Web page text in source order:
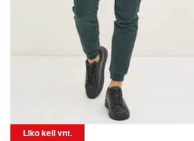
Liko keli vnt.